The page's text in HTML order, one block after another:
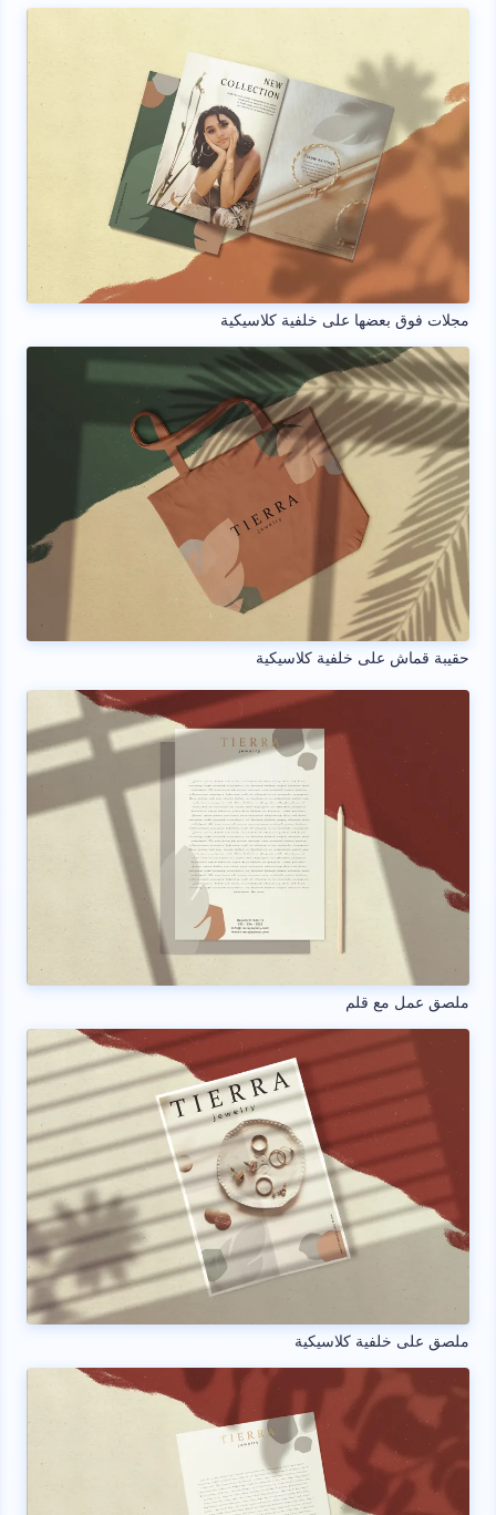
مجلات فوق بعضها على خلفية كلاسيكية
حقيبة قماش على خلفية كلاسيكية
ملصق عمل مع قلم
ملصق على خلفية كلاسيكية